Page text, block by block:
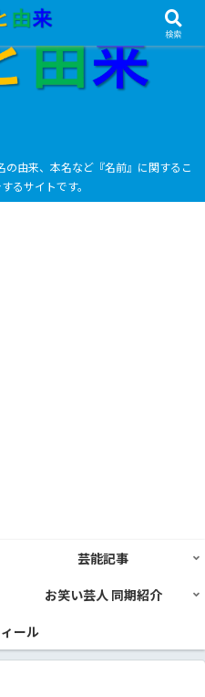
由来、本名など『名前』に関するこ
るサイトです。
芸能記事
お笑い芸人 同期紹介
ール
検索